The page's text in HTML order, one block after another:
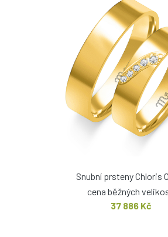
Snubní prsteny Chloris
cena běžných
37 886 Kč